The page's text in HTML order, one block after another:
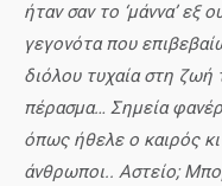
ήταν σαν το ‘μάννα’ εξ
γεγονότα που
διόλου τυχαία στη ζωή
πέρασμα… Σημεία
όπως ήθελε ο καιρός
άνθρωποι.. Αστείο;